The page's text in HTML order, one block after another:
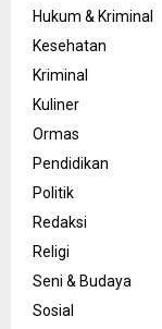
Hukum & Kriminal
Kesehatan
Kriminal
Kuliner
Ormas
Pendidikan
Politik
Redaksi
Religi
Seni & Budaya
Sosial